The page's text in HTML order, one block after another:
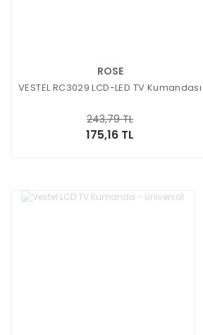
ROSE
VESTEL RC3029 LCD-LED TV Kumandası
175,16 TL
243,79 TL